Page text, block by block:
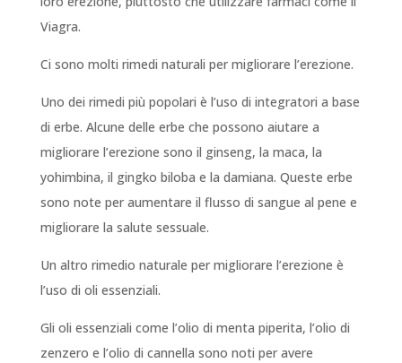
Viagra.
Ci sono molti rimedi naturali per migliorare l’erezione.
Uno dei rimedi più popolari è l’uso di integratori a base
di erbe. Alcune delle erbe che possono aiutare a
migliorare l’erezione sono il ginseng, la maca, la
yohimbina, il gingko biloba e la damiana. Queste erbe
sono note per aumentare il flusso di sangue al pene e
migliorare la salute sessuale.
Un altro rimedio naturale per migliorare l’erezione è
l’uso di oli essenziali.
Gli oli essenziali come l’olio di menta piperita, l’olio di
zenzero e l’olio di cannella sono noti per avere